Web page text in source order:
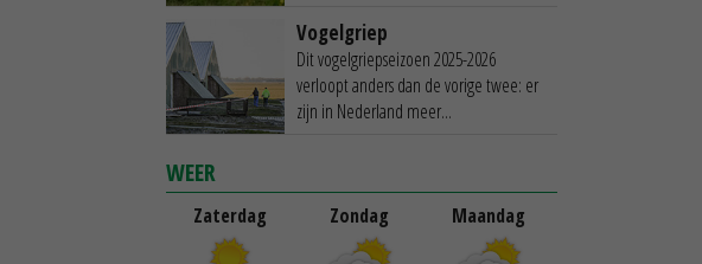
Vogelgriep
Dit vogelgriepseizoen 2025-2026
verloopt anders dan de vorige twee: er
zijn in Nederland meer...
WEER
Zaterdag Zondag Maandag